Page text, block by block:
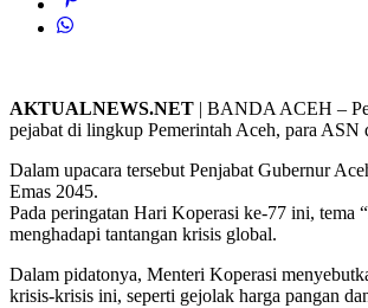
AKTUALNEWS.NET | BANDA ACEH –
pejabat di lingkup Pemerintah Aceh, para
Dalam upacara tersebut Penjabat Gubernur
Emas 2045.
Pada peringatan Hari Koperasi ke-77 ini,
menghadapi tantangan krisis global.
Dalam pidatonya, Menteri Koperasi
krisis-krisis ini, seperti gejolak harga pangan